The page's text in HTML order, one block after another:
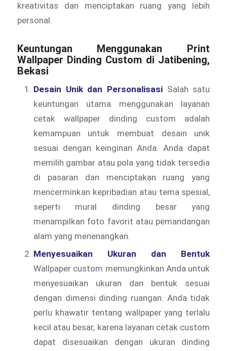
kreativitas dan menciptakan ruang yang lebih
personal.
Keuntungan Menggunakan Print
Wallpaper Dinding Custom di Jatibening,
Bekasi
Desain Unik dan PersonalisasiSalah satu
keuntungan utama menggunakan layanan
cetak wallpaper dinding custom adalah
kemampuan untuk membuat desain unik
sesuai dengan keinginan Anda. Anda dapat
memilih gambar atau pola yang tidak tersedia
di pasaran dan menciptakan ruang yang
mencerminkan kepribadian atau tema spesial,
seperti mural dinding besar yang
menampilkan foto favorit atau pemandangan
alam yang menenangkan.
Menyesuaikan Ukuran dan Bentuk
Wallpaper custom memungkinkan Anda untuk
menyesuaikan ukuran dan bentuk sesuai
dengan dimensi dinding ruangan. Anda tidak
perlu khawatir tentang wallpaper yang terlalu
kecil atau besar, karena layanan cetak custom
dapat disesuaikan dengan ukuran dinding